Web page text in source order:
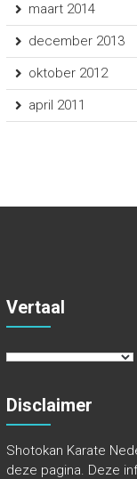
maart 2014
december 2013
oktober 2012
april 2011
Vertaal
Disclaimer
Shotokan Karate
deze pagina. Deze